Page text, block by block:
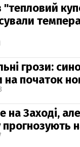
"тепловий
грози:
на початок
Заході,
прогнозують